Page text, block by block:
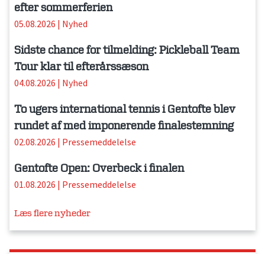
efter sommerferien
05.08.2026 | Nyhed
Sidste chance for tilmelding: Pickleball Team
Tour klar til efterårssæson
04.08.2026 | Nyhed
To ugers international tennis i Gentofte blev
rundet af med imponerende finalestemning
02.08.2026 | Pressemeddelelse
Gentofte Open: Overbeck i finalen
01.08.2026 | Pressemeddelelse
Læs flere nyheder